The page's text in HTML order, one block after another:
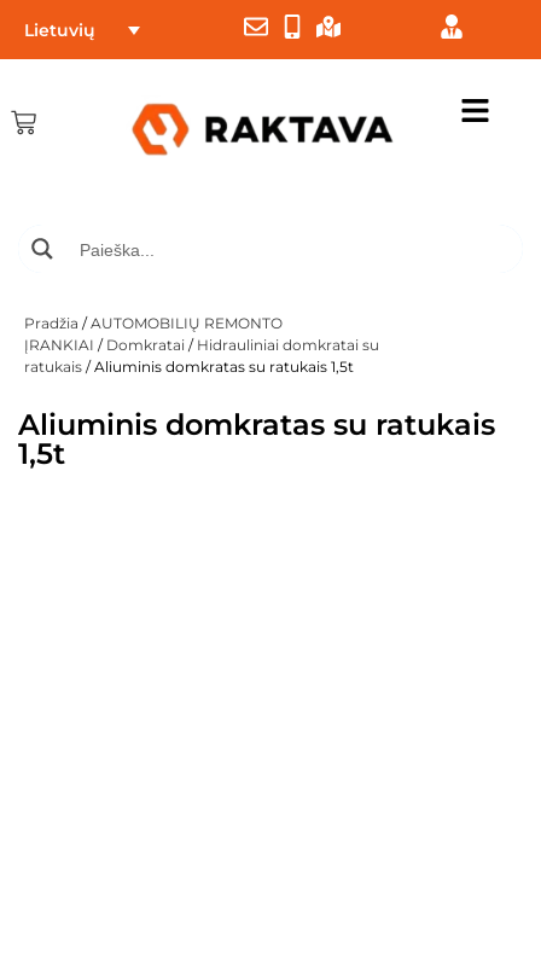
Lietuvių
Pradžia /AUTOMOBILIŲ REMONTO
ĮRANKIAI / Domkratai / Hidrauliniai domkratai su
ratukais / Aliuminis domkratas su ratukais 1,5t
Aliuminis domkratas su ratukais
1,5t